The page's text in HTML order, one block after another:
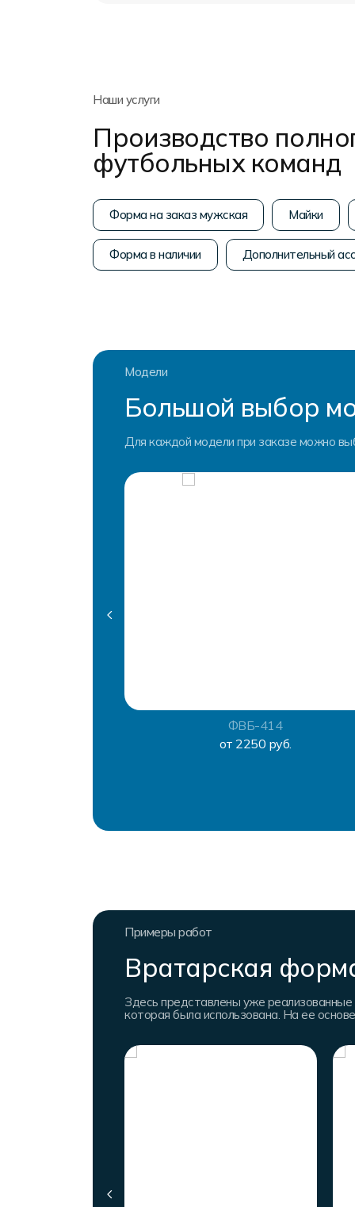
Наши услуги
Производство
футбольных команд
Форма на заказ мужская Майки
Форма в наличии Дополнительный
Модели
Большой выбор
Для каждой модели при заказе можно
ФВБ-414
от 2250 руб.
Примеры работ
Вратарская
Здесь представлены уже
которая была использована. На ее